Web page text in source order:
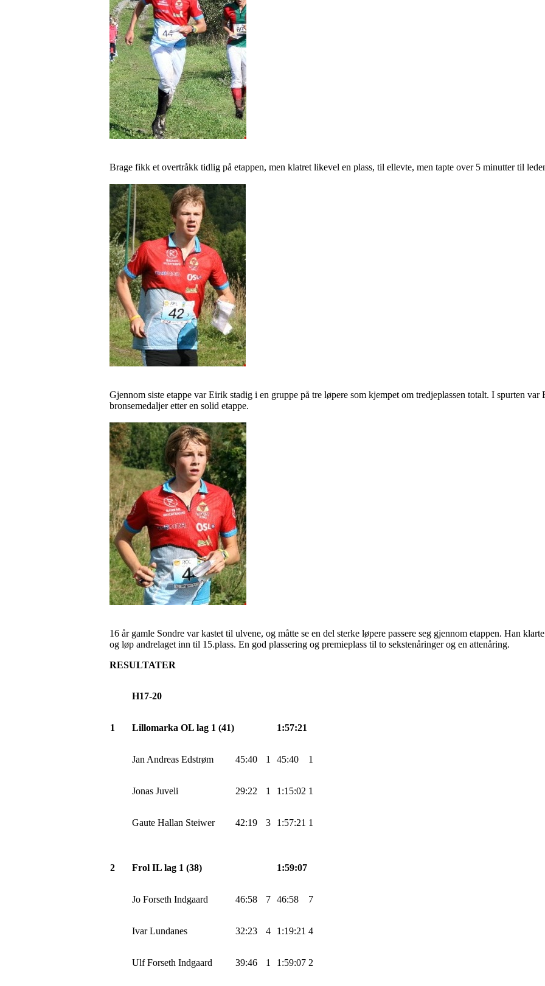
Brage fikk et overtråkk tidlig på etappen, men klatret likevel en plass, til ellevte, men tapte over 5 minutter til
Gjennom siste etappe var Eirik stadig i en gruppe på tre løpere som kjempet om tredjeplassen totalt. I spurten
bronsemedaljer etter en solid etappe.
16 år gamle Sondre var kastet til ulvene, og måtte se en del sterke løpere passere seg gjennom etappen. Han
og løp andrelaget inn til 15.plass. En god plassering og premieplass til to sekstenåringer og en attenåring.
RESULTATER
H17-20
1 Lillomarka OL lag 1 (41) 1:57:21
Jan Andreas Edstrøm 45:40 1 45:40 1
Jonas Juveli 29:22 1 1:15:02 1
Gaute Hallan Steiwer 42:19 3 1:57:21 1
2 Frol IL lag 1 (38) 1:59:07
Jo Forseth Indgaard 46:58 7 46:58 7
IvarLundanes 32:23 4 1:19:21 4
Ulf Forseth Indgaard 39:46 1 1:59:07 2